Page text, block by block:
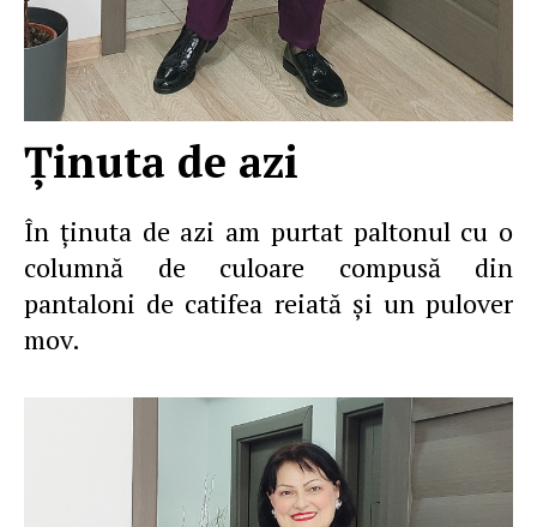
Ţinuta de azi
În ţinuta de azi am purtat paltonul cu o
columnă de culoare compusă din
pantaloni de catifea reiată şi un pulover
mov.